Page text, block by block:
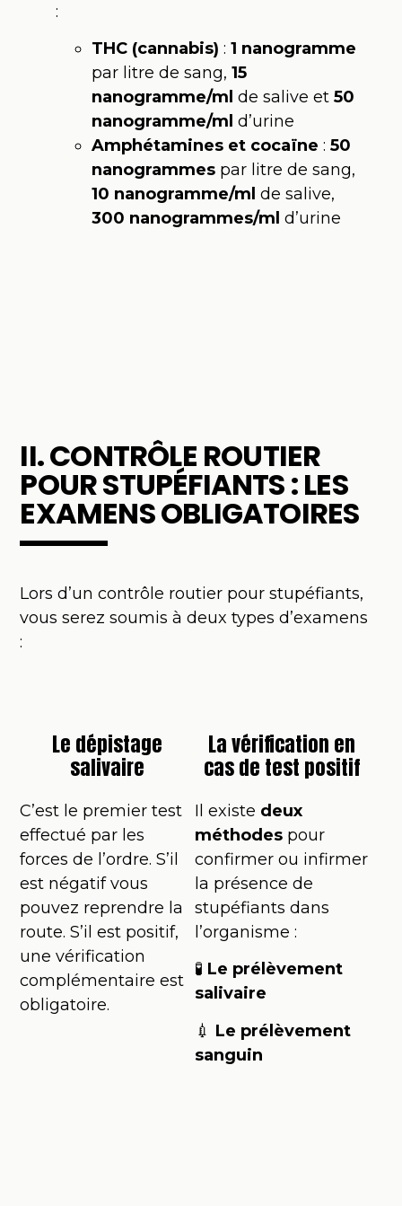
:
THC (cannabis) :1 nanogramme
par litre de sang,15
nanogramme/ml de salive et50
nanogramme/ml d’urine
Amphétamines et cocaïne :50
nanogrammes par litre de sang,
10 nanogramme/ml de salive,
300 nanogrammes/ml d’urine
II. CONTRÔLE ROUTIER
POUR STUPÉFIANTS : LES
EXAMENS OBLIGATOIRES
Lors d’un contrôle routier pour stupéfiants,
vous serez soumis à deux types d’examens
:
Le dépistage
salivaire
C’est le premier test
effectué par les
forces de l’ordre. S’il
est négatif vous
pouvez reprendre la
route. S’il est positif,
une vérification
complémentaire est
obligatoire.
La vérification en
cas de test positif
Il existe deux
méthodespour
confirmer ou infirmer
la présence de
stupéfiants dans
l’organisme :
🧪 Le prélèvement
salivaire
💉 Le prélèvement
sanguin